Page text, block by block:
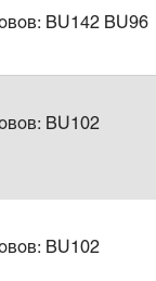
BU142 BU96
BU102
BU102